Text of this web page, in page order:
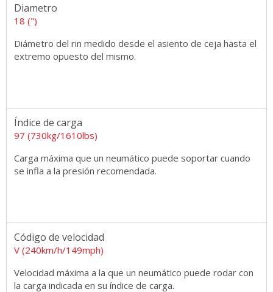
Diametro
18 (")
Diámetro del rin medido desde el asiento de ceja hasta el
extremo opuesto del mismo.
Índice de carga
97 (730kg/1610lbs)
Carga máxima que un neumático puede soportar cuando
se infla a la presión recomendada.
Código de velocidad
V (240km/h/149mph)
Velocidad máxima a la que un neumático puede rodar con
la carga indicada en su índice de carga.